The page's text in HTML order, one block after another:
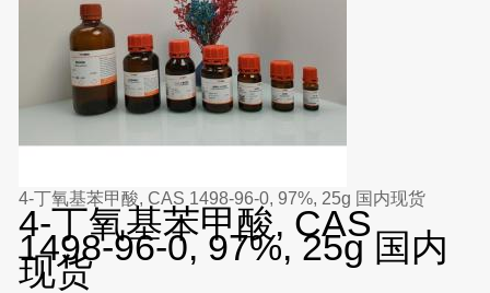
4-丁氧基苯甲酸, CAS 1498-96-0, 97%, 25g 国内现货
4-丁氧基苯甲酸, CAS
1498-96-0, 97%, 25g 国内
现货